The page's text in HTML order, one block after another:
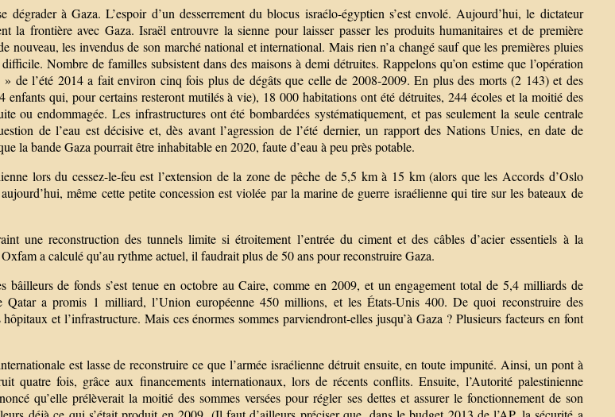
dégrader à Gaza. L’espoir d’un desserrement du blocus israélo-égyptien s’est envolé. Aujourd’hui, le dictateur
la frontière avec Gaza. Israël entrouvre la sienne pour laisser passer les produits humanitaires et de première
nouveau, les invendus de son marché national et international. Mais rien n’a changé sauf que les premières pluies
Nombre de familles subsistent dans des maisons à demi détruites. Rappelons qu’on estime que l’opération
de l’été 2014 a fait environ cinq fois plus de dégâts que celle de 2008-2009. En plus des morts (2 143) et des
enfants qui, pour certains resteront mutilés à vie), 18 000 habitations ont été détruites, 244 écoles et la moitié des
ou endommagée. Les infrastructures ont été bombardées systématiquement, et pas seulement la seule centrale
de l’eau est décisive et, dès avant l’agression de l’été dernier, un rapport des Nations Unies, en date de
la bande Gaza pourrait être inhabitable en 2020, faute d’eau à peu près potable.
lors du cessez-le-feu est l’extension de la zone de pêche de 5,5 km à 15 km (alors que les Accords d’Oslo
même cette petite concession est violée par la marine de guerre israélienne qui tire sur les bateaux de
une reconstruction des tunnels limite si étroitement l’entrée du ciment et des câbles d’acier essentiels à la
a calculé qu’au rythme actuel, il faudrait plus de 50 ans pour reconstruire Gaza.
bâilleurs de fonds s’est tenue en octobre au Caire, comme en 2009, et un engagement total de 5,4 milliards de
Qatar a promis 1 milliard, l’Union européenne 450 millions, et les États-Unis 400. De quoi reconstruire des
hôpitaux et l’infrastructure. Mais ces énormes sommes parviendront-elles jusqu’à Gaza ? Plusieurs facteurs en font
est lasse de reconstruire ce que l’armée israélienne détruit ensuite, en toute impunité. Ainsi, un pont à
quatre fois, grâce aux financements internationaux, lors de récents conflits. Ensuite, l’Autorité palestinienne
qu’elle prélèverait la moitié des sommes versées pour régler ses dettes et assurer le fonctionnement de son